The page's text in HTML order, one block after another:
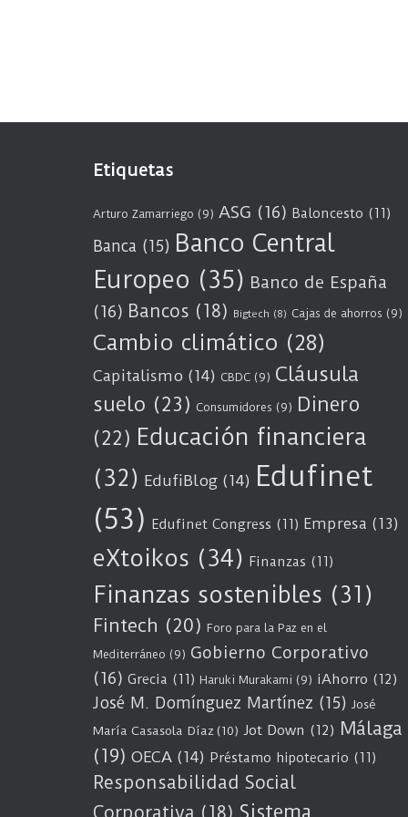
Etiquetas
Arturo Zamarriego (9) ASG (16) Baloncesto (11)
Banca (15) Banco Central
Europeo (35) Banco de España
(16) Bancos (18) Bigtech (8) Cajas de ahorros (9)
Cambio climático (28)
Capitalismo (14) CBDC (9) Cláusula
suelo (23) Consumidores (9) Dinero
(22) Educación financiera
(32) EdufiBlog (14) Edufinet
(53) Edufinet Congress (11) Empresa (13)
eXtoikos (34) Finanzas (11)
Finanzas sostenibles (31)
Fintech (20) Foro para la Paz en el
Mediterráneo (9) Gobierno Corporativo
(16) Grecia (11) Haruki Murakami (9) iAhorro (12)
José M. Domínguez Martínez (15) José
María Casasola Díaz (10) Jot Down (12) Málaga
(19) OECA (14) Préstamo hipotecario (11)
Responsabilidad Social
Sistema